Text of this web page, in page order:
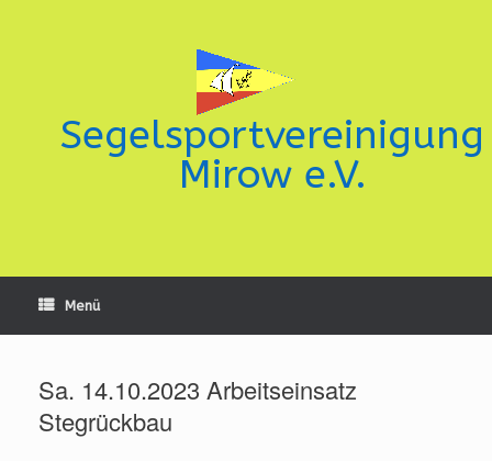
Segelsportvereinigung
Mirow e.V.
Menü
Sa. 14.10.2023 Arbeitseinsatz
Stegrückbau